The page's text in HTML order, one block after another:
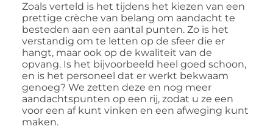
Zoals verteld is het tijdens het kiezen van een
prettige crèche van belang om aandacht te
besteden aan een aantal punten. Zo is het
verstandig om te letten op de sfeer die er
hangt, maar ook op de kwaliteit van de
opvang. Is het bijvoorbeeld heel goed schoon,
en is het personeel dat er werkt bekwaam
genoeg? We zetten deze en nog meer
aandachtspunten op een rij, zodat u ze een
voor een af kunt vinken en een afweging kunt
maken.